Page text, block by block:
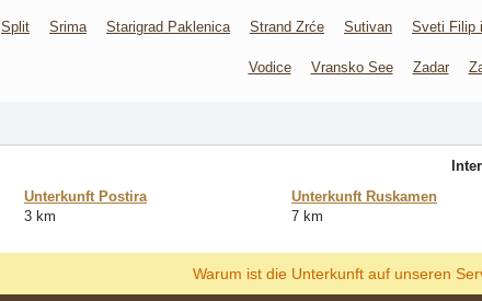
Split Srima Starigrad Paklenica Strand Zrće Sutivan Sveti Filip
Vodice Vransko See Zadar
Unterkunft Postira
3 km
Unterkunft Ruskamen
7 km
Warum ist die Unterkunft auf unseren